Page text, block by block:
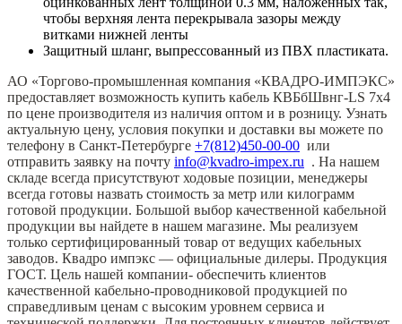
чтобы верхняя лента перекрывала зазоры между
витками нижней ленты
Защитный шланг, выпрессованный из ПВХ пластиката.
АО «Торгово-промышленная компания «КВАДРО-ИМПЭКС»
предоставляет возможность купить кабель КВБбШвнг-LS 7х4
по цене производителя из наличия оптом и в розницу. Узнать
актуальную цену, условия покупки и доставки вы можете по
телефону в Санкт-Петербурге +7(812)450-00-00 или
отправить заявку на почту info@kvadro-impex.ru . На нашем
складе всегда присутствуют ходовые позиции, менеджеры
всегда готовы назвать стоимость за метр или килограмм
готовой продукции. Большой выбор качественной кабельной
продукции вы найдете в нашем магазине. Мы реализуем
только сертифицированный товар от ведущих кабельных
заводов. Квадро импэкс — официальные дилеры. Продукция
ГОСТ. Цель нашей компании- обеспечить клиентов
качественной кабельно-проводниковой продукцией по
справедливым ценам с высоким уровнем сервиса и